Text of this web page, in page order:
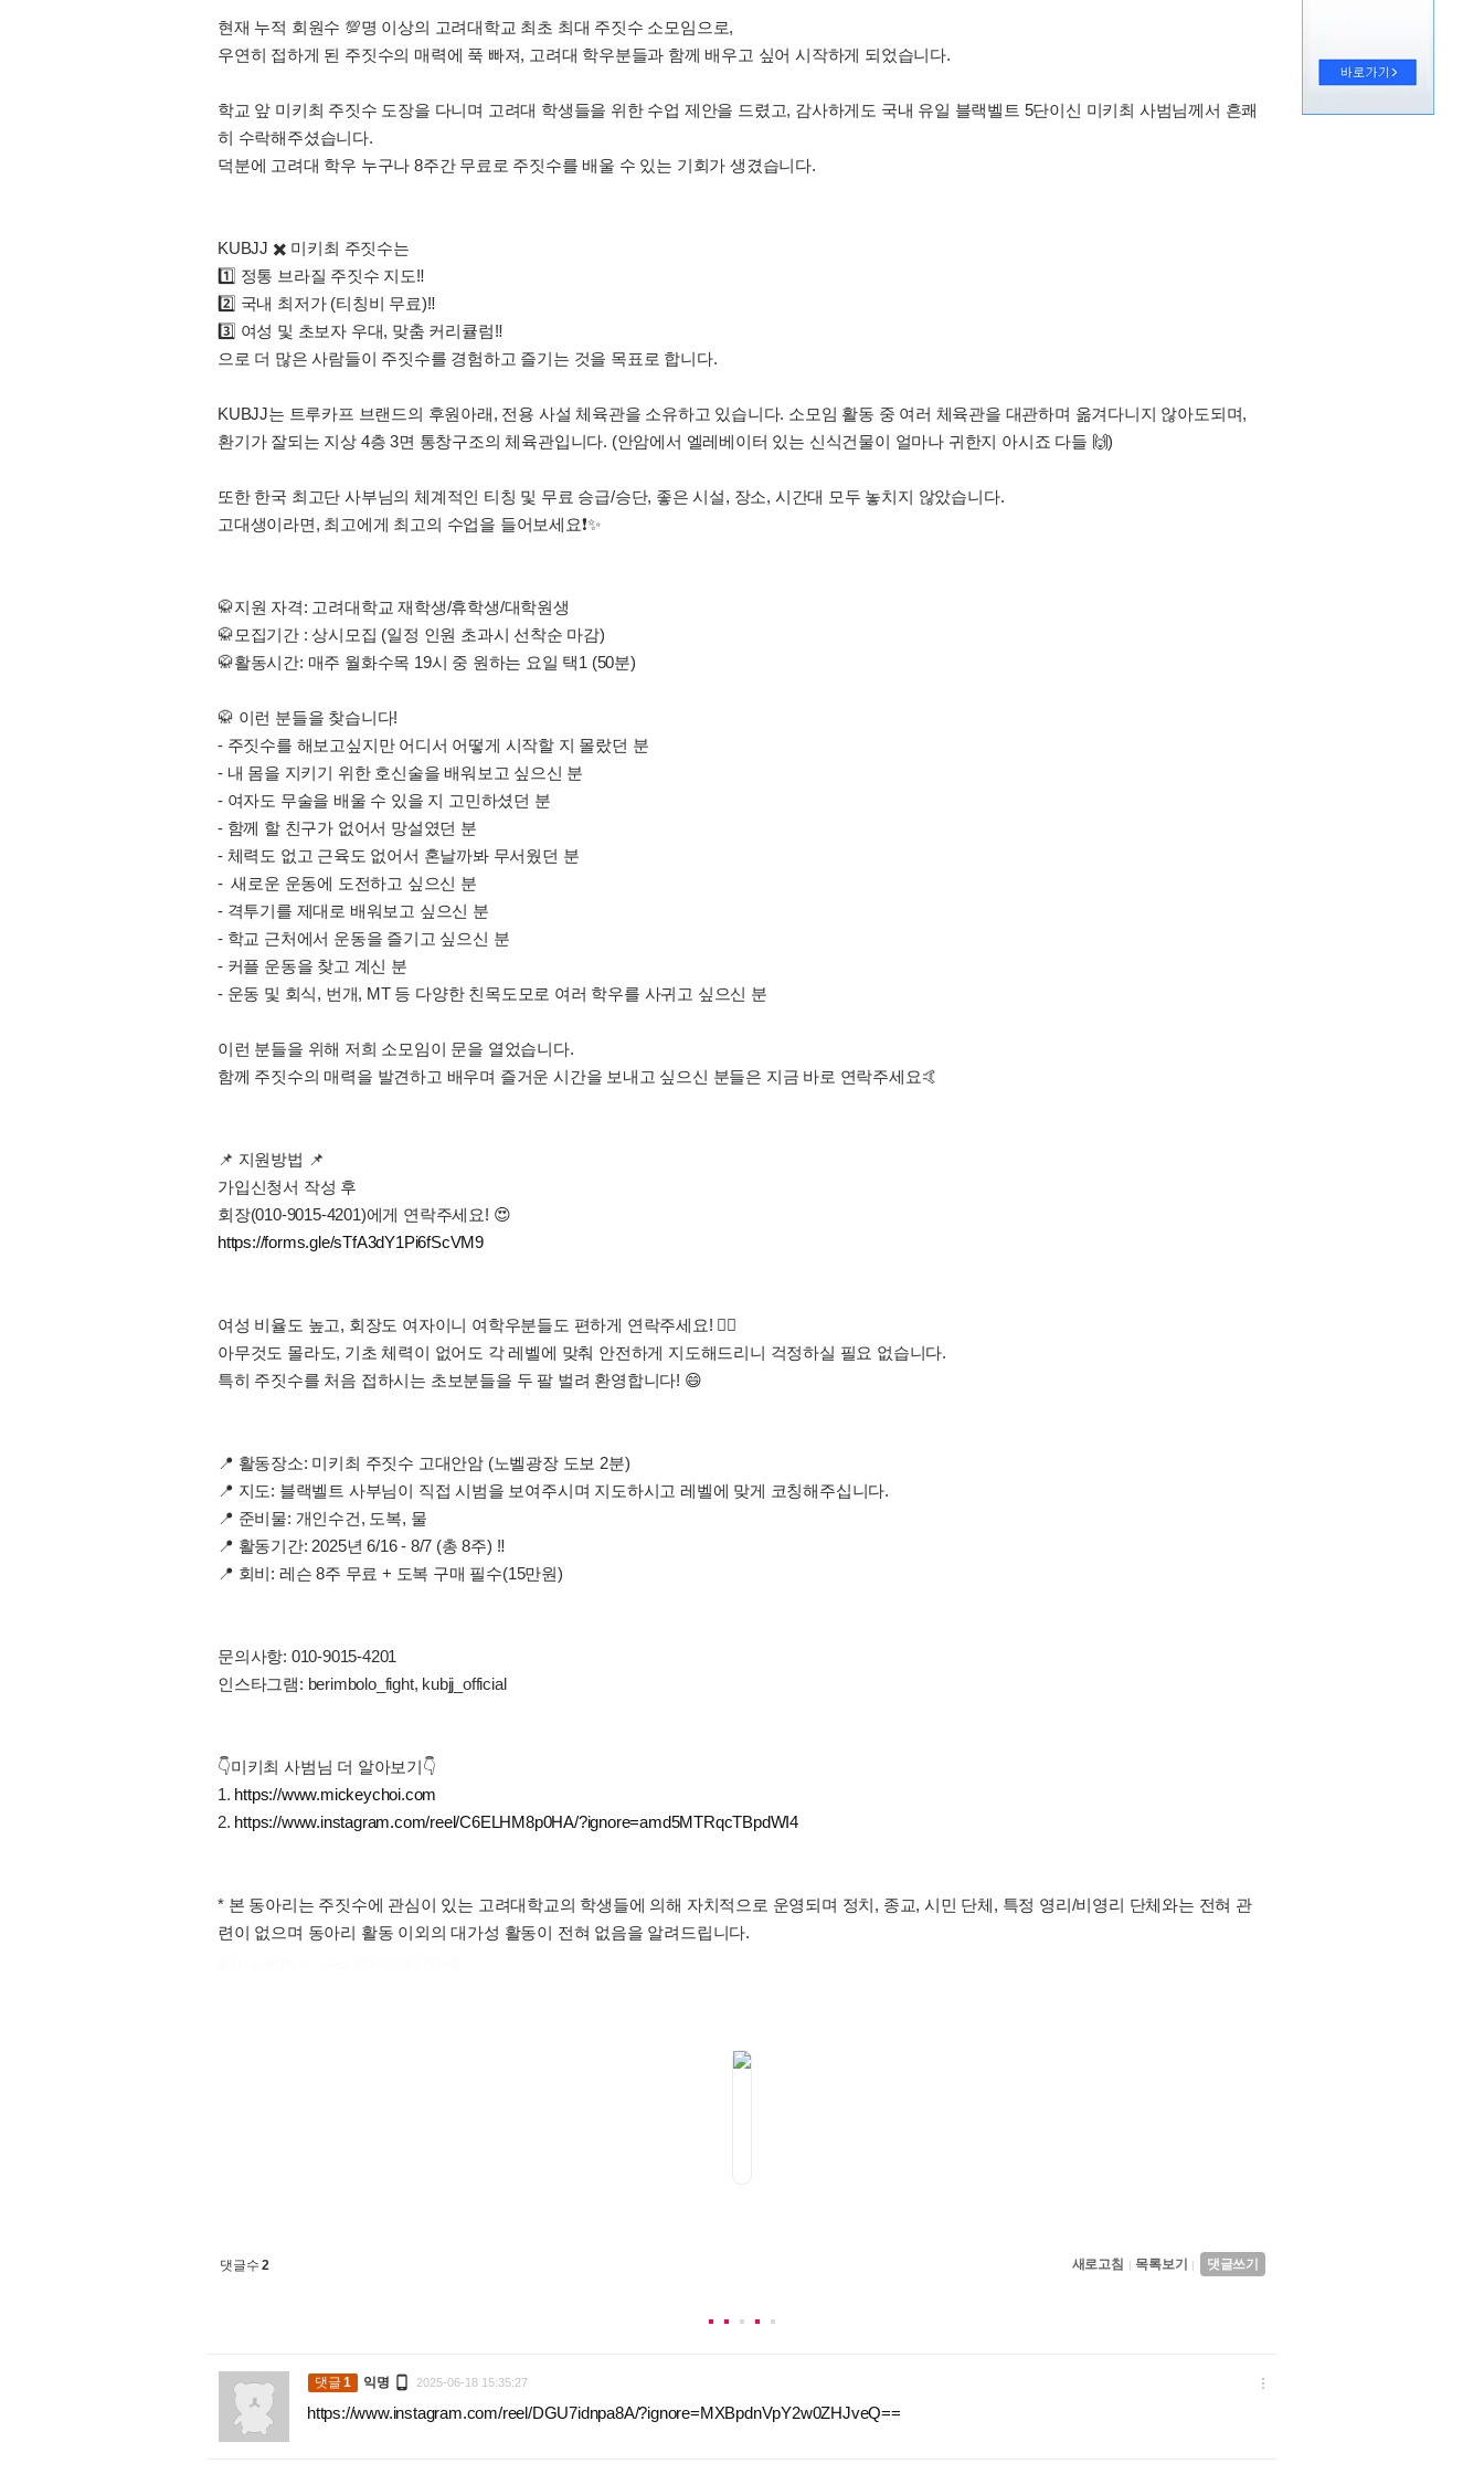
현재 누적 회원수 💯명 이상의 고려대학교 최초 최대 주짓수 소모임으로,
우연히 접하게 된 주짓수의 매력에 푹 빠져, 고려대 학우분들과 함께 배우고 싶어 시작하게 되었습니다.
학교 앞 미키최 주짓수 도장을 다니며 고려대 학생들을 위한 수업 제안을 드렸고, 감사하게도 국내 유일 블랙벨트 5단이신 미키최 사범님께서 흔쾌
히 수락해주셨습니다.
덕분에 고려대 학우 누구나 8주간 무료로 주짓수를 배울 수 있는 기회가 생겼습니다.
KUBJJ ✖️ 미키최 주짓수는
1️⃣ 정통 브라질 주짓수 지도‼️
2️⃣ 국내 최저가 (티칭비 무료)‼️
3️⃣ 여성 및 초보자 우대, 맞춤 커리큘럼‼️
으로 더 많은 사람들이 주짓수를 경험하고 즐기는 것을 목표로 합니다.
KUBJJ는 트루카프 브랜드의 후원아래, 전용 사설 체육관을 소유하고 있습니다. 소모임 활동 중 여러 체육관을 대관하며 옮겨다니지 않아도되며,
환기가 잘되는 지상 4층 3면 통창구조의 체육관입니다. (안암에서 엘레베이터 있는 신식건물이 얼마나 귀한지 아시죠 다들 🙌)
또한 한국 최고단 사부님의 체계적인 티칭 및 무료 승급/승단, 좋은 시설, 장소, 시간대 모두 놓치지 않았습니다.
고대생이라면, 최고에게 최고의 수업을 들어보세요❗️✨️
🥋지원 자격: 고려대학교 재학생/휴학생/대학원생
🥋모집기간 : 상시모집 (일정 인원 초과시 선착순 마감)
🥋활동시간: 매주 월화수목 19시 중 원하는 요일 택1 (50분)
🥋 이런 분들을 찾습니다!
- 주짓수를 해보고싶지만 어디서 어떻게 시작할 지 몰랐던 분
- 내 몸을 지키기 위한 호신술을 배워보고 싶으신 분
- 여자도 무술을 배울 수 있을 지 고민하셨던 분
- 함께 할 친구가 없어서 망설였던 분
- 체력도 없고 근육도 없어서 혼날까봐 무서웠던 분
- 새로운 운동에 도전하고 싶으신 분
- 격투기를 제대로 배워보고 싶으신 분
- 학교 근처에서 운동을 즐기고 싶으신 분
- 커플 운동을 찾고 계신 분
- 운동 및 회식, 번개, MT 등 다양한 친목도모로 여러 학우를 사귀고 싶으신 분
이런 분들을 위해 저희 소모임이 문을 열었습니다.
함께 주짓수의 매력을 발견하고 배우며 즐거운 시간을 보내고 싶으신 분들은 지금 바로 연락주세요🤙
📌 지원방법 📌
가입신청서 작성 후
회장(010-9015-4201)에게 연락주세요! 😍
https://forms.gle/sTfA3dY1Pi6fScVM9
여성 비율도 높고, 회장도 여자이니 여학우분들도 편하게 연락주세요! 🙋‍♀️
아무것도 몰라도, 기초 체력이 없어도 각 레벨에 맞춰 안전하게 지도해드리니 걱정하실 필요 없습니다.
특히 주짓수를 처음 접하시는 초보분들을 두 팔 벌려 환영합니다! 😄
📍 활동장소: 미키최 주짓수 고대안암 (노벨광장 도보 2분)
📍 지도: 블랙벨트 사부님이 직접 시범을 보여주시며 지도하시고 레벨에 맞게 코칭해주십니다.
📍 준비물: 개인수건, 도복, 물
📍 활동기간: 2025년 6/16 - 8/7 (총 8주) ‼️
📍 회비: 레슨 8주 무료 + 도복 구매 필수(15만원)
문의사항: 010-9015-4201
인스타그램: berimbolo_fight, kubjj_official
👇미키최 사범님 더 알아보기👇
1. https://www.mickeychoi.com
2. https://www.instagram.com/reel/C6ELHM8p0HA/?ignore=amd5MTRqcTBpdWI4
* 본 동아리는 주짓수에 관심이 있는 고려대학교의 학생들에 의해 자치적으로 운영되며 정치, 종교, 시민 단체, 특정 영리/비영리 단체와는 전혀 관
련이 없으며 동아리 활동 이외의 대가성 활동이 전혀 없음을 알려드립니다.
댓글수2 새로고침 | 목록보기 | 댓글쓰기
댓글1 익명  2025-06-18 15:35:27
https://www.instagram.com/reel/DGU7idnpa8A/?ignore=MXBpdnVpY2w0ZHJveQ==
